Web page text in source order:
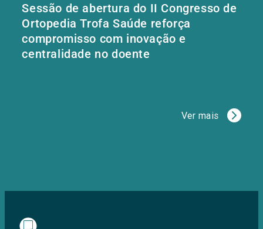
Sessão de abertura do II Congresso de
Ortopedia Trofa Saúde reforça
compromisso com inovação e
centralidade no doente
Ver mais